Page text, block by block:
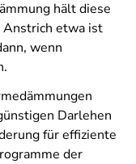
hält diese
etwa ist
wenn
Darlehen
für effiziente
der